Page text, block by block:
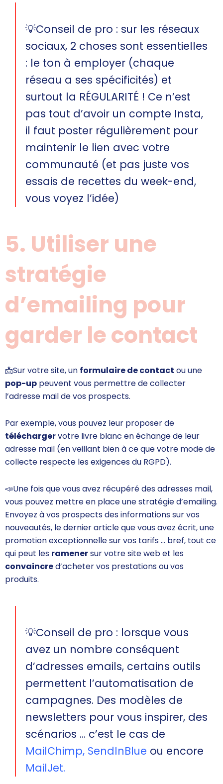
💡Conseil de pro : sur les réseaux
sociaux, 2 choses sont essentielles
: le ton à employer (chaque
réseau a ses spécificités) et
surtout la RÉGULARITÉ ! Ce n’est
pas tout d’avoir un compte Insta,
il faut poster régulièrement pour
maintenir le lien avec votre
communauté (et pas juste vos
essais de recettes du week-end,
vous voyez l’idée)
5. Utiliser une
stratégie
d’emailing pour
garder le contact
📩Sur votre site, un formulaire de contact ou une
pop-up peuvent vous permettre de collecter
l’adresse mail de vos prospects.
Par exemple, vous pouvez leur proposer de
téléchargervotre livre blanc en échange de leur
adresse mail (en veillant bien à ce que votre mode de
collecte respecte les exigences du RGPD).
📣Une fois que vous avez récupéré des adresses mail,
vous pouvez mettre en place unestratégie d’emailing.
Envoyez à vos prospects des informations sur vos
nouveautés, le dernier article que vous avez écrit, une
promotion exceptionnelle sur vos tarifs … bref, tout ce
qui peut les ramenersur votre site web et les
convaincred’acheter vos prestations ou vos
produits.
💡Conseil de pro : lorsque vous
avez un nombre conséquent
d’adresses emails, certains outils
permettent l’automatisation de
campagnes. Des modèles de
newsletters pour vous inspirer, des
scénarios … c’est le cas de
MailChimp, SendInBlue ou encore
MailJet.